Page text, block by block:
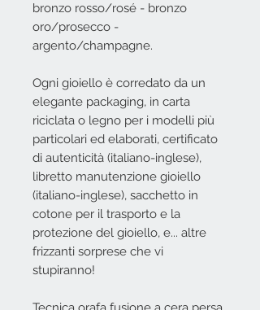
bronzo rosso/rosé - bronzo
oro/prosecco -
argento/champagne.
Ogni gioiello è corredato da un
elegante packaging, in carta
riciclata o legno per i modelli più
particolari ed elaborati, certificato
di autenticità (italiano-inglese),
libretto manutenzione gioiello
(italiano-inglese), sacchetto in
cotone per il trasporto e la
protezione del gioiello, e... altre
frizzanti sorprese che vi
stupiranno!